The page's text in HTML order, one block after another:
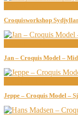
Croquisworkshop
Jan – Croquis Model –
Jeppe – Croquis Model –